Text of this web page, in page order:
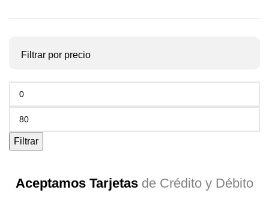
Filtrar por precio
mínimo
máximo
Filtrar
Aceptamos Tarjetas de Crédito y Débito